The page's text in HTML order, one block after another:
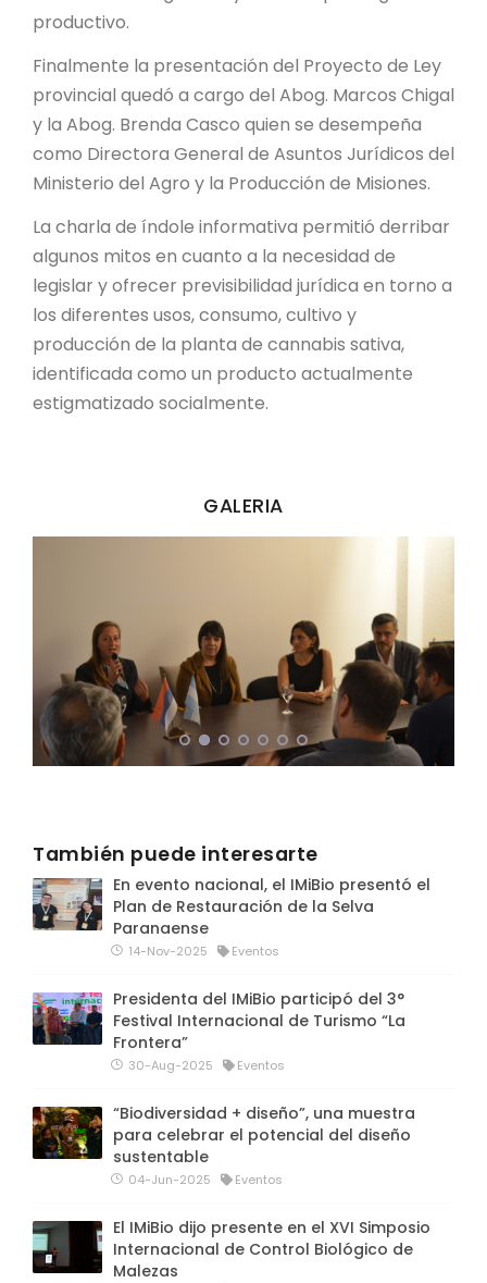
productivo.
Finalmente la presentación del Proyecto de Ley
provincial quedó a cargo del Abog. Marcos Chigal
y la Abog. Brenda Casco quien se desempeña
como Directora General de Asuntos Jurídicos del
Ministerio del Agro y la Producción de Misiones.
La charla de índole informativa permitió derribar
algunos mitos en cuanto a la necesidad de
legislar y ofrecer previsibilidad jurídica en torno a
los diferentes usos, consumo, cultivo y
producción de la planta de cannabis sativa,
identificada como un producto actualmente
estigmatizado socialmente.
GALERIA
También puede interesarte
En evento nacional, el IMiBio presentó el
Plan de Restauración de la Selva
Paranaense
14-Nov-2025 Eventos
Presidenta del IMiBio participó del 3°
Festival Internacional de Turismo “La
Frontera”
30-Aug-2025 Eventos
“Biodiversidad + diseño”, una muestra
para celebrar el potencial del diseño
sustentable
04-Jun-2025 Eventos
El IMiBio dijo presente en el XVI Simposio
Internacional de Control Biológico de
Malezas